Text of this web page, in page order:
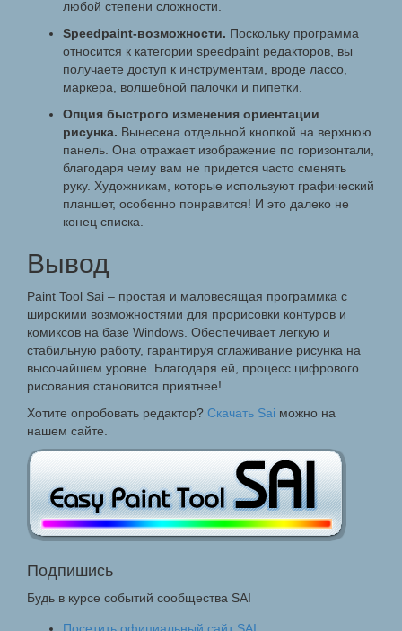
любой степени сложности.
Speedpaint-возможности. Поскольку программа
относится к категории speedpaint редакторов, вы
получаете доступ к инструментам, вроде лассо,
маркера, волшебной палочки и пипетки.
Опция быстрого изменения ориентации
рисунка. Вынесена отдельной кнопкой на верхнюю
панель. Она отражает изображение по горизонтали,
благодаря чему вам не придется часто сменять
руку. Художникам, которые используют графический
планшет, особенно понравится! И это далеко не
конец списка.
Вывод
Paint Tool Sai – простая и маловесящая программка с
широкими возможностями для прорисовки контуров и
комиксов на базе Windows. Обеспечивает легкую и
стабильную работу, гарантируя сглаживание рисунка на
высочайшем уровне. Благодаря ей, процесс цифрового
рисования становится приятнее!
Хотите опробовать редактор? Скачать Sai можно на
нашем сайте.
Подпишись
Будь в курсе событий сообщества SAI